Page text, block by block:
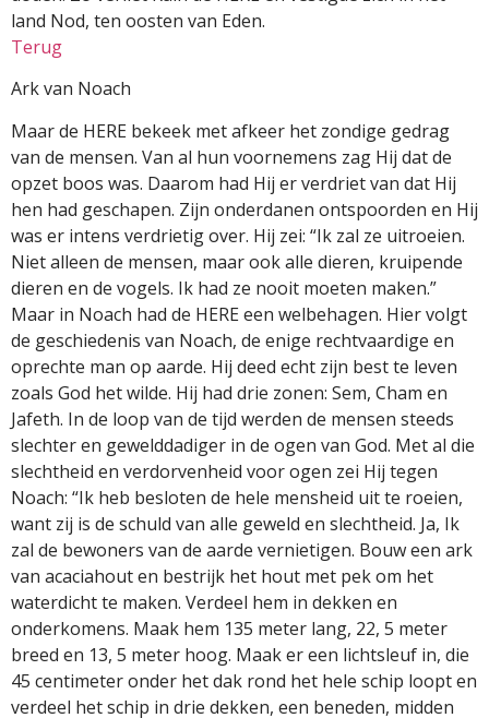
land Nod, ten oosten van Eden.
Terug
Ark van Noach
Maar de HERE bekeek met afkeer het zondige gedrag
van de mensen. Van al hun voornemens zag Hij dat de
opzet boos was. Daarom had Hij er verdriet van dat Hij
hen had geschapen. Zijn onderdanen ontspoorden en Hij
was er intens verdrietig over. Hij zei: “Ik zal ze uitroeien.
Niet alleen de mensen, maar ook alle dieren, kruipende
dieren en de vogels. Ik had ze nooit moeten maken.”
Maar in Noach had de HERE een welbehagen. Hier volgt
de geschiedenis van Noach, de enige rechtvaardige en
oprechte man op aarde. Hij deed echt zijn best te leven
zoals God het wilde. Hij had drie zonen: Sem, Cham en
Jafeth. In de loop van de tijd werden de mensen steeds
slechter en gewelddadiger in de ogen van God. Met al die
slechtheid en verdorvenheid voor ogen zei Hij tegen
Noach: “Ik heb besloten de hele mensheid uit te roeien,
want zij is de schuld van alle geweld en slechtheid. Ja, Ik
zal de bewoners van de aarde vernietigen. Bouw een ark
van acaciahout en bestrijk het hout met pek om het
waterdicht te maken. Verdeel hem in dekken en
onderkomens. Maak hem 135 meter lang, 22, 5 meter
breed en 13, 5 meter hoog. Maak er een lichtsleuf in, die
45 centimeter onder het dak rond het hele schip loopt en
verdeel het schip in drie dekken, een beneden, midden